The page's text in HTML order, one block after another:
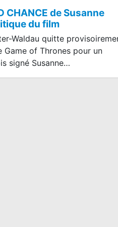
CHANCE de Susanne
du film
Waldau quitte
Game of Thrones pour un
signé Susanne…